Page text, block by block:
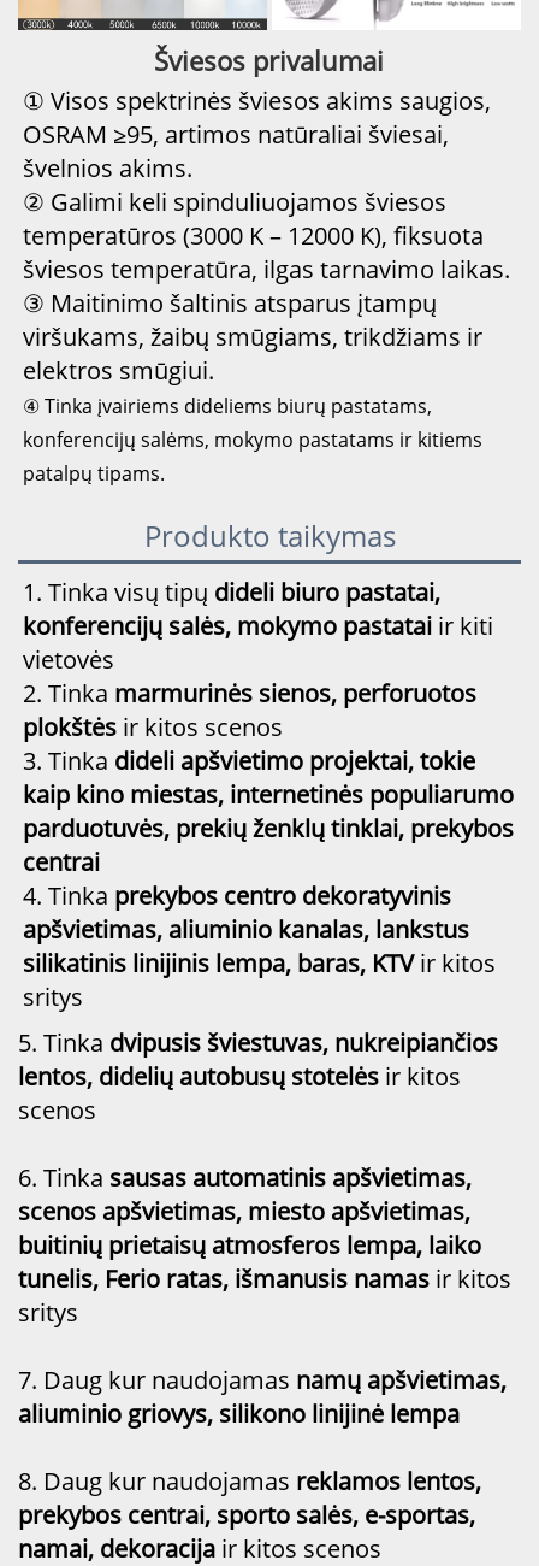
Šviesos privalumai
① Visos spektrinės šviesos akims saugios,
OSRAM ≥95, artimos natūraliai šviesai,
švelnios akims.
② Galimi keli spinduliuojamos šviesos
temperatūros (3000 K – 12000 K), fiksuota
šviesos temperatūra, ilgas tarnavimo laikas.
③ Maitinimo šaltinis atsparus įtampų
viršukams, žaibų smūgiams, trikdžiams ir
elektros smūgiui.
④ Tinka įvairiems dideliems biurų pastatams,
konferencijų salėms, mokymo pastatams ir kitiems
patalpų tipams.
Produkto taikymas
1. Tinka visų tipų dideli biuro pastatai,
konferencijų salės, mokymo pastatai ir kiti
vietovės
2. Tinka marmurinės sienos, perforuotos
plokštės ir kitos scenos
3. Tinka dideli apšvietimo projektai, tokie
kaip kino miestas, internetinės populiarumo
parduotuvės, prekių ženklų tinklai, prekybos
centrai
4. Tinka prekybos centro dekoratyvinis
apšvietimas, aliuminio kanalas, lankstus
silikatinis linijinis lempa, baras, KTVir kitos
sritys
5. Tinka dvipusis šviestuvas, nukreipiančios
lentos, didelių autobusų stotelės ir kitos
scenos
6. Tinka sausas automatinis apšvietimas,
scenos apšvietimas, miesto apšvietimas,
buitinių prietaisų atmosferos lempa, laiko
tunelis, Ferio ratas, išmanusis namas ir kitos
sritys
7. Daug kur naudojamas namų apšvietimas,
aliuminio griovys, silikono linijinė lempa
8. Daug kur naudojamas reklamos lentos,
prekybos centrai, sporto salės, e-sportas,
namai, dekoracija ir kitos scenos